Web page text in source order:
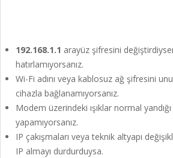
192.168.1.1 arayüz şifresini
hatırlamıyorsanız.
Wi-Fi adını veya kablosuz ağ şifresini
cihazla bağlanamıyorsanız.
Modem üzerindeki ışıklar normal
yapamıyorsanız.
IP çakışmaları veya teknik altyapı
IP almayı durdurduysa.